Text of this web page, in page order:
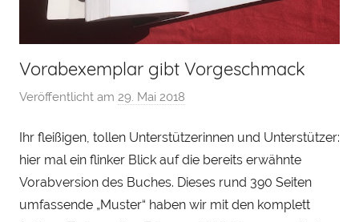
Vorabexemplar gibt Vorgeschmack
Veröffentlicht am 29. Mai 2018
n
H
e
n
Ihr fleißigen, tollen Unterstützerinnen und Unterstützer:
hier mal ein flinker Blick auf die bereits erwähnte
Vorabversion des Buches. Dieses rund 390 Seiten
umfassende „Muster“ haben wir mit den komplett